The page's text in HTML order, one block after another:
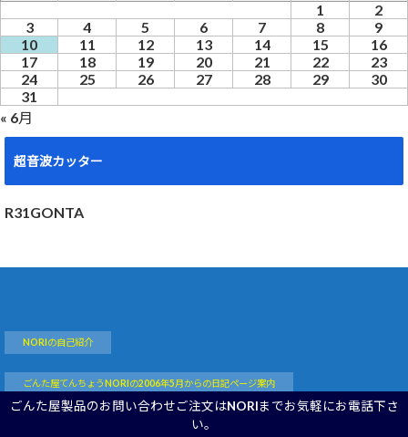
ごんた屋製品のお問い合わせご注文はNORIまでお気軽にお電話下さ
い。
1
2
3
4 5 6 7 8
9
10
11 12 13 14 15
16
17
18 19 20 21 22
23
24
25 26 27 28 29
30
31
« 6月
超音波カッター
R31GONTA
NORIの自己紹介
ごんた屋てんちょうNORIの2006年5月からの日記ページ案内
サイトマップ